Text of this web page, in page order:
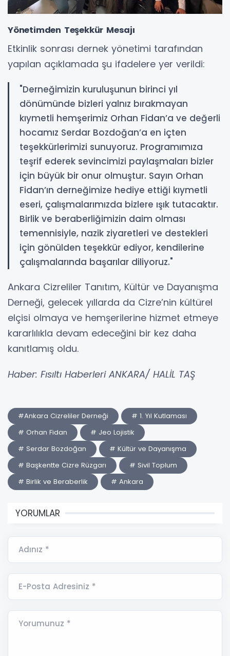
Yönetimden Teşekkür Mesajı
Etkinlik sonrası dernek yönetimi tarafından
yapılan açıklamada şu ifadelere yer verildi:
"Derneğimizin kuruluşunun birinci yıl
dönümünde bizleri yalnız bırakmayan
kıymetli hemşerimiz Orhan Fidan’a ve değerli
hocamız Serdar Bozdoğan’a en içten
teşekkürlerimizi sunuyoruz. Programımıza
teşrif ederek sevincimizi paylaşmaları bizler
için büyük bir onur olmuştur. Sayın Orhan
Fidan’ın derneğimize hediye ettiği kıymetli
eseri, çalışmalarımızda bizlere ışık tutacaktır.
Birlik ve beraberliğimizin daim olması
temennisiyle, nazik ziyaretleri ve destekleri
için gönülden teşekkür ediyor, kendilerine
çalışmalarında başarılar diliyoruz."
Ankara Cizreliler Tanıtım, Kültür ve Dayanışma
Derneği, gelecek yıllarda da Cizre’nin kültürel
elçisi olmaya ve hemşerilerine hizmet etmeye
kararlılıkla devam edeceğini bir kez daha
kanıtlamış oldu.
Haber: Fısıltı Haberleri ANKARA/ HALİL TAŞ
#Ankara Cizreliler Derneği
# 1. Yıl Kutlaması
# Orhan Fidan
# Jeo Lojistik
# Serdar Bozdoğan
# Kültür ve Dayanışma
# Başkentte Cizre Rüzgarı
# Sivil Toplum
# Birlik ve Beraberlik
# Ankara
YORUMLAR
Adınız *
E-Posta Adresiniz *
Yorumunuz *